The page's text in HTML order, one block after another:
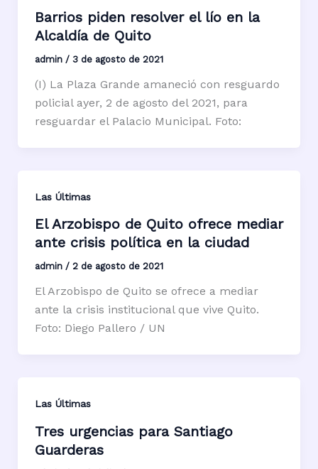
Barrios piden resolver el lío en la
Alcaldía de Quito
admin / 3 de agosto de 2021
(I) La Plaza Grande amaneció con resguardo
policial ayer, 2 de agosto del 2021, para
resguardar el Palacio Municipal. Foto:
Las Últimas
El Arzobispo de Quito ofrece mediar
ante crisis política en la ciudad
admin / 2 de agosto de 2021
El Arzobispo de Quito se ofrece a mediar
ante la crisis institucional que vive Quito.
Foto: Diego Pallero / UN
Las Últimas
Tres urgencias para Santiago
Guarderas